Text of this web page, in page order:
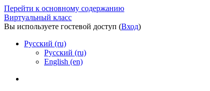
Перейти к основному содержанию
Виртуальный класс
Вы используете гостевой доступ (Вход)
Русский ‎(ru)‎
Русский ‎(ru)‎
English ‎(en)‎